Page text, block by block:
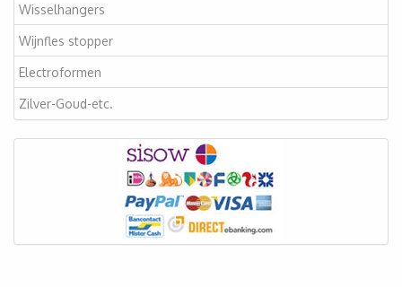
Wisselhangers
Wijnfles stopper
Electroformen
Zilver-Goud-etc.